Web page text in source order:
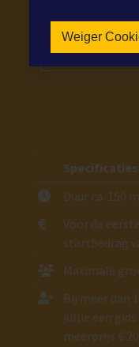
Specificaties
Duur ca. 150
Voor de
startbedrag
Maximale
Bij meer dan
jullie een
meerprijs €
Weiger